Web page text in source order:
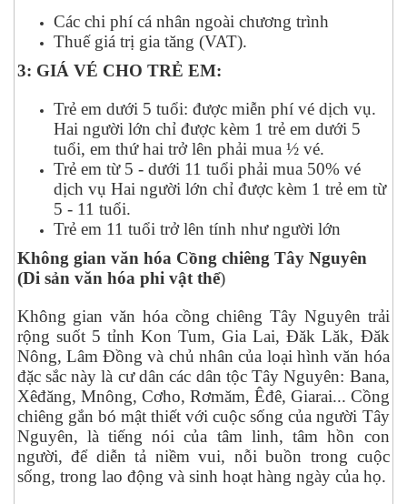
Các chi phí cá nhân ngoài chương trình
Thuế giá trị gia tăng (VAT).
3: GIÁ VÉ CHO TRẺ EM:
Trẻ em dưới 5 tuổi: được miễn phí vé dịch vụ.
Hai người lớn chỉ được kèm 1 trẻ em dưới 5
tuổi, em thứ hai trở lên phải mua ½ vé.
Trẻ em từ 5 - dưới 11 tuổi phải mua 50% vé
dịch vụ Hai người lớn chỉ được kèm 1 trẻ em từ
5 - 11 tuổi.
Trẻ em 11 tuổi trở lên tính như người lớn
Không gian văn hóa Cồng chiêng Tây Nguyên
(Di sản văn hóa phi vật thể)
Không gian văn hóa cồng chiêng Tây Nguyên trải
rộng suốt 5 tỉnh Kon Tum, Gia Lai, Đăk Lăk, Đăk
Nông, Lâm Đồng và chủ nhân của loại hình văn hóa
đặc sắc này là cư dân các dân tộc Tây Nguyên: Bana,
Xêđăng, Mnông, Cơho, Rơmăm, Êđê, Giarai... Cồng
chiêng gắn bó mật thiết với cuộc sống của người Tây
Nguyên, là tiếng nói của tâm linh, tâm hồn con
người, để diễn tả niềm vui, nỗi buồn trong cuộc
sống, trong lao động và sinh hoạt hàng ngày của họ.